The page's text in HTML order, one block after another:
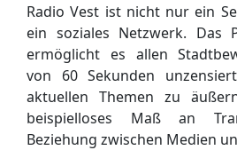
Radio Vest ist nicht nur ein
ein soziales Netzwerk. Das
ermöglicht es allen
von 60 Sekunden
aktuellen Themen zu
beispielloses Maß an
Beziehung zwischen Medien